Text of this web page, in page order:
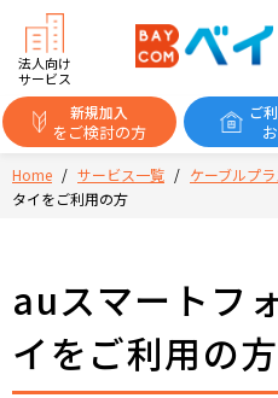
Home / サービス一覧 / ケーブルプ
タイをご利用の方
法人向け
サービス
新規加入
をご検討の方
ご
auスマートフ
イをご利用の方